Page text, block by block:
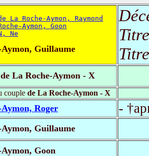
La Roche-Aymon, Raymond
Aymon, Goon
Ne
Guillaume
de La Roche-Aymon - X
couple de La Roche-Aymon - X
Roger -
Guillaume
Goon